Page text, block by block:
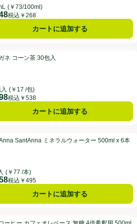
(￥73/100ml)
税込￥268
カートに追加する
3.7点。
ネ コーン茶 30包入
(￥17 /包)
税込￥538
カートに追加する
ウォーター 500ml x 6本
0.0点。
SantAnna ミネラルウォーター 500ml x 6本
(￥77 /本)
税込￥495
カートに追加する
ス 無糖 4倍希釈用 500ml